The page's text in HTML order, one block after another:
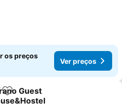
os preços
Ver preços
Adicionar aos favoritos
Guest